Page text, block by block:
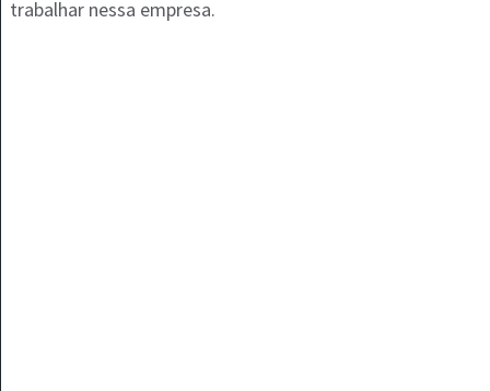
trabalhar nessa empresa.